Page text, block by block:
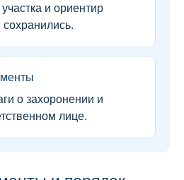
и ориентир
о захоронении и
лице.